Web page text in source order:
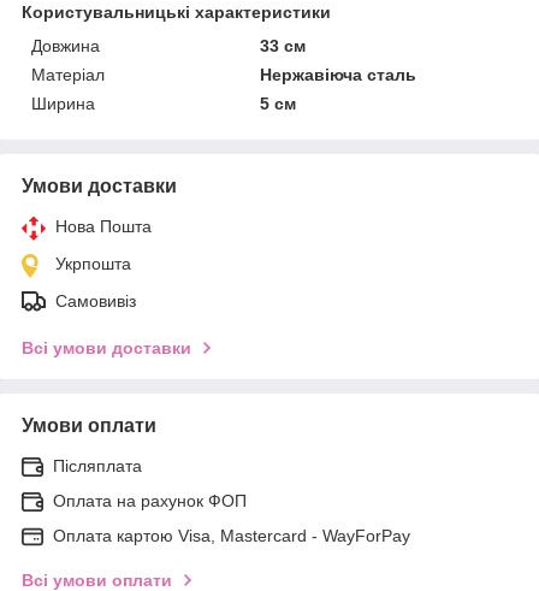
Користувальницькі характеристики
Довжина
33 см
Матеріал
Нержавіюча сталь
Ширина
5 см
Умови доставки
Нова Пошта
Укрпошта
Самовивіз
Всі умови доставки
Умови оплати
Післяплата
Оплата на рахунок ФОП
Оплата картою Visa, Mastercard - WayForPay
Всі умови оплати